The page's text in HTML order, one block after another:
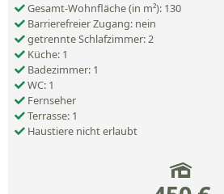
Gesamt-Wohnfläche (in m²): 130
Barrierefreier Zugang: nein
getrennte Schlafzimmer: 2
Küche: 1
Badezimmer: 1
WC: 1
Fernseher
Terrasse: 1
Haustiere nicht erlaubt